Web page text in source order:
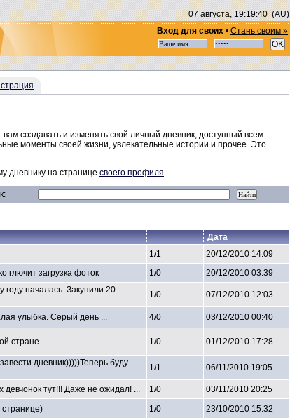
07 августа, 19:19:40(AU)
Вход для своих • Стань своим »
создавать и изменять свой личный дневник, доступный всем
моменты своей жизни, увлекательные истории и прочее. Это
дневнику на странице своего профиля.
Дата
1/1 20/12/2010 14:09
глючит загрузка фоток 1/0 20/12/2010 03:39
году началась. Закупили 20
1/0 07/12/2010 12:03
улыбка. Серый день ... 4/0 03/12/2010 00:40
стране. 1/0 01/12/2010 17:28
дневник)))))Теперь буду
1/1 06/11/2010 19:05
девчонок тут!!! Даже не ожидал! ... 1/0 03/11/2010 20:25
1/0 23/10/2010 15:32